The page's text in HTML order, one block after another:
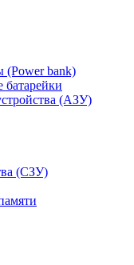
(Power bank)
батарейки
(АЗУ)
(СЗУ)